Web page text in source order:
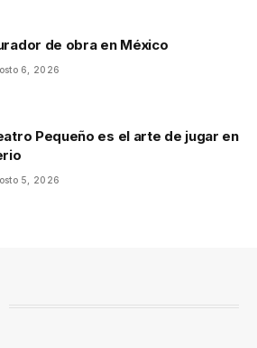
de obra en México
6, 2026
Pequeño es el arte de jugar en
5, 2026